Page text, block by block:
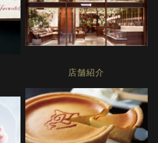
店舗紹介